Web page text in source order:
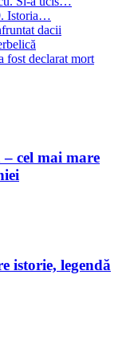
Istoria…
dacii
fost declarat mort
cel mai mare
istorie, legendă